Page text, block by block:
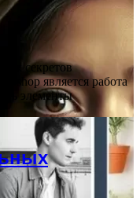
секретов
является работа
элементы